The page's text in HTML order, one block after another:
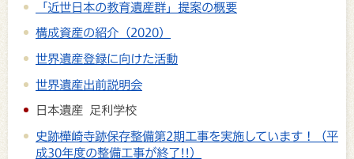
「近世日本の教育遺産群」提案の概要
構成資産の紹介（2020）
世界遺産登録に向けた活動
世界遺産出前説明会
日本遺産 足利学校
史跡樺崎寺跡保存整備第2期工事を実施しています！（平
成30年度の整備工事が終了!!）